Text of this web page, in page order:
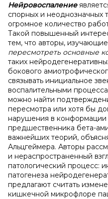
Нейровоспаление
спорных и неоднозначных
огромное количество
Такой повышенный
тем, что авторы,
пересмотреть основные
таких
бокового
связывать инициальное
воспалительными
можно найти
пересмотра или хотя бы
нарушения в конформации
предшественника бета-
важнейших теорий,
Альцгеймера. Авторы
и нераспространенный
патологический процесс:
патогенеза
предлагают считать
кишкечной микрофлоре